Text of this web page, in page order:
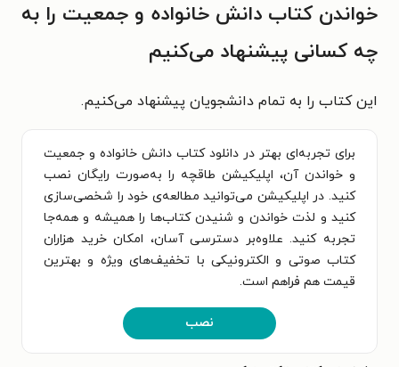
خواندن کتاب دانش خانواده و جمعیت را به
چه کسانی پیشنهاد می‌کنیم
این کتاب را به تمام دانشجویان پیشنهاد می‌کنیم.
برای تجربه‌ای بهتر در دانلود کتاب دانش خانواده و جمعیت
و خواندن آن، اپلیکیشن طاقچه را به‌صورت رایگان نصب
کنید. در اپلیکیشن می‌توانید مطالعه‌ی خود را شخصی‌سازی
کنید و لذت خواندن و شنیدن کتاب‌ها را همیشه و همه‌جا
تجربه کنید. علاوه‌بر دسترسی آسان، امکان خرید هزاران
کتاب صوتی و الکترونیکی با تخفیف‌های ویژه و بهترین
قیمت هم فراهم است.
نصب